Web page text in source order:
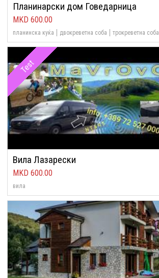
Планинарски дом Говедарница
600.00
планинска куќа двокреветна соба трокреветна соба
Test
Вила Лазарески
600.00
вила